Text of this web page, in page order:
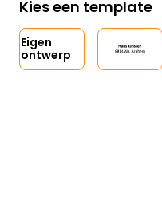
Kies een template
Eigen
ontwerp